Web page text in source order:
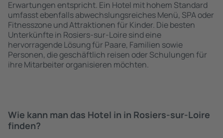
Erwartungen entspricht. Ein Hotel mit hohem Standard
umfasst ebenfalls abwechslungsreiches Menü, SPA oder
Fitnesszone und Attraktionen für Kinder. Die besten
Unterkünfte in Rosiers-sur-Loire sind eine
hervorragende Lösung für Paare, Familien sowie
Personen, die geschäftlich reisen oder Schulungen für
ihre Mitarbeiter organisieren möchten.
Wie kann man das Hotel in in Rosiers-sur-Loire
finden?